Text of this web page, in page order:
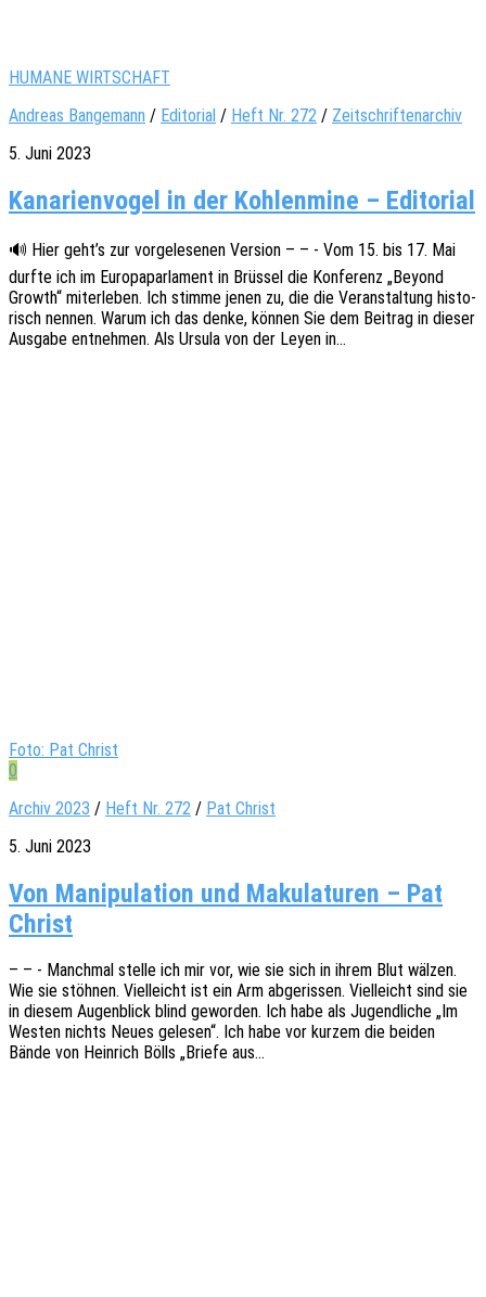
HUMANE WIRTSCHAFT
Andreas Bangemann / Editorial / Heft Nr. 272 / Zeitschriftenarchiv
5. Juni 2023
Kanarienvogel in der Kohlenmine – Editorial
🔊 Hier geht’s zur vorge­le­se­nen Versi­on – – - Vom 15. bis 17. Mai
durfte ich im Euro­pa­par­la­ment in Brüs­sel die Konfe­renz „Beyond
Growth“ miter­le­ben. Ich stimme jenen zu, die die Veran­stal­tung histo­
risch nennen. Warum ich das denke, können Sie dem Beitrag in dieser
Ausga­be entneh­men. Als Ursula von der Leyen in…
Foto: Pat Christ
0
Archiv 2023 / Heft Nr. 272 / Pat Christ
5. Juni 2023
Von Manipulation und Makulaturen – Pat
Christ
– – - Manch­mal stelle ich mir vor, wie sie sich in ihrem Blut wälzen.
Wie sie stöh­nen. Viel­leicht ist ein Arm abge­ris­sen. Viel­leicht sind sie
in diesem Augen­blick blind gewor­den. Ich habe als Jugend­li­che „Im
Westen nichts Neues gele­sen“. Ich habe vor kurzem die beiden
Bände von Hein­rich Bölls „Briefe aus…